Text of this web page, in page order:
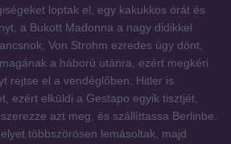
loptak el, egy kakukkos órát és
a Bukott Madonna a nagy didikkel
Von Strohm ezredes úgy dönt,
a háború utánra, ezért megkéri
rejtse el a vendéglőben. Hitler is
ezért elküldi a Gestapo egyik tisztjét,
azt meg, és szállíttassa Berlinbe.
többszörösen lemásoltak, majd